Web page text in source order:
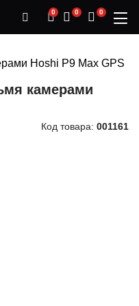
0 0 0
Hoshi P9 Max GPS
камерами
Код товара: 001161